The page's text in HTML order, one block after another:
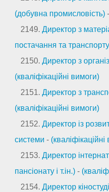
(добувна промисловість) -
2149. Директор з
постачання та транспорту
2150. Директор з
(кваліфікаційні вимоги)
2151. Директор з
(кваліфікаційні вимоги)
2152. Директор із
системи -
2153. Директор
пансіонату і т.ін.) -
2154. Директор